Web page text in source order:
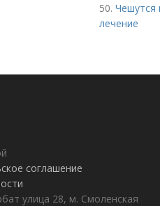
50. Чешутся
лечение
соглашение
улица 28, м. Смоленская